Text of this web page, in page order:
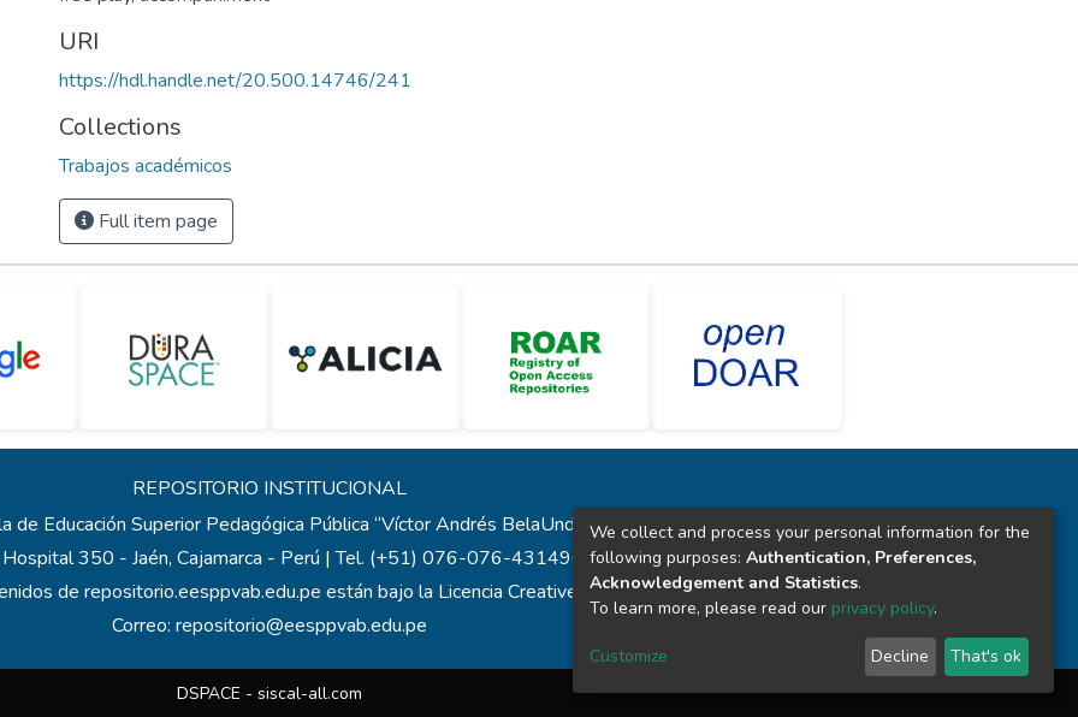
URI
https://hdl.handle.net/20.500.14746/241
Collections
Trabajos académicos
Full item page
REPOSITORIO INSTITUCIONAL
de Educación Superior Pedagógica Pública “Víctor Andrés BelaUnde”
350 - Jaén, Cajamarca - Perú | Tel. (+51) 076-076-431496
de repositorio.eesppvab.edu.pe están bajo la Licencia Creative Commons
Correo: repositorio@eesppvab.edu.pe
DSPACE - siscal-all.com
We collect and process your personal information for the
following purposes: Authentication, Preferences,
Acknowledgement and Statistics.
To learn more, please read our privacy policy.
Customize Decline That's ok